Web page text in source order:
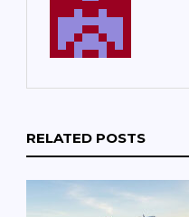
RELATED POSTS